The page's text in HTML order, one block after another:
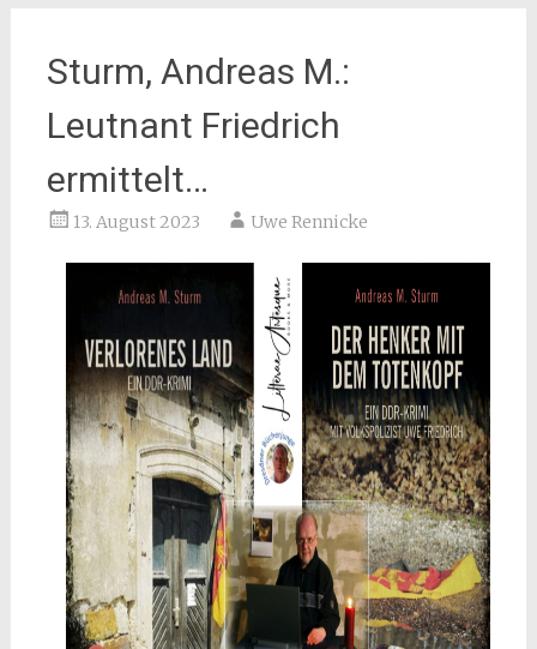
Sturm, Andreas M.:
Leutnant Friedrich
ermittelt…
13. August 2023 Uwe Rennicke